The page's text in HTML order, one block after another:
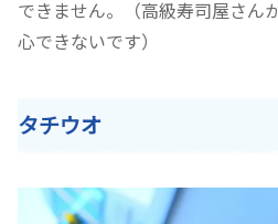
できません。（高級寿司屋さん
心できないです）
タチウオ